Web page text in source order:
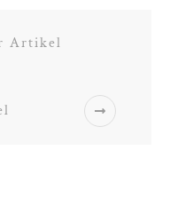
Artikel